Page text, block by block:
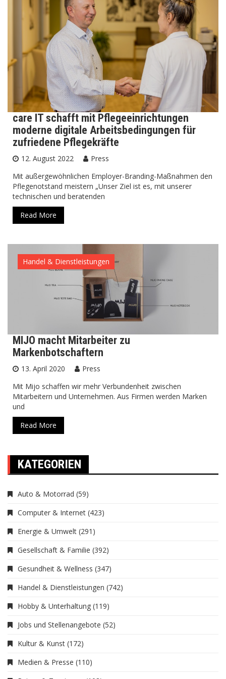
care IT schafft mit Pflegeeinrichtungen
moderne digitale Arbeitsbedingungen für
zufriedene Pflegekräfte
12. August 2022
Press
Mit außergewöhnlichen Employer-Branding-Maßnahmen den
Pflegenotstand meistern „Unser Ziel ist es, mit unserer
technischen und beratenden
Read More
Handel & Dienstleistungen
MIJO macht Mitarbeiter zu
Markenbotschaftern
13. April 2020
Press
Mit Mijo schaffen wir mehr Verbundenheit zwischen
Mitarbeitern und Unternehmen. Aus Firmen werden Marken
und
Read More
KATEGORIEN
Auto & Motorrad (59)
Computer & Internet (423)
Energie & Umwelt (291)
Gesellschaft & Familie (392)
Gesundheit & Wellness (347)
Handel & Dienstleistungen (742)
Hobby & Unterhaltung (119)
Jobs und Stellenangebote (52)
Kultur & Kunst (172)
Medien & Presse (110)